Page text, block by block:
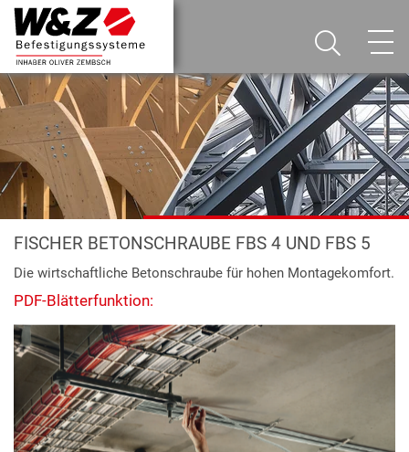
FISCHER BETONSCHRAUBE FBS 4 UND FBS 5
Die wirtschaftliche Betonschraube für hohen Montagekomfort.
PDF-Blätterfunktion: